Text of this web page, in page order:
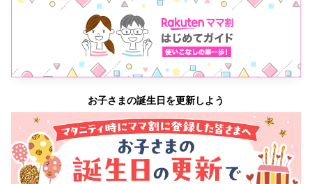
お子さまの誕生日を更新しよう